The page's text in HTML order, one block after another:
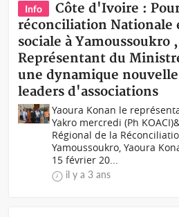
Info
Côte d'Ivoire :
réconciliation Nationale
sociale à Yamoussoukro
Représentant du
une dynamique nouvelle
leaders d'associations
Yaoura Konan le
Yakro mercredi (Ph
Régional de la
Yamoussoukro, Yaoura
15 février 20...
il y a 3 ans